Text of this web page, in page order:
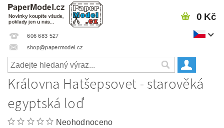
606 683 527
shop@papermodel.cz
0 Kč
Královna Hatšepsovet - starověká
egyptská loď
Neohodnoceno